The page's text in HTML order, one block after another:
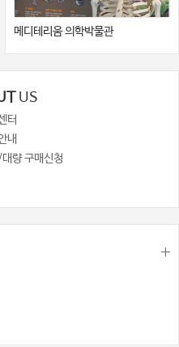
메디테리움 의학박물관
US
터
내
량 구매신청